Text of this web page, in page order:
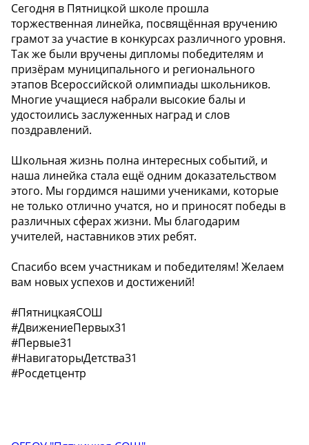
Сегодня в Пятницкой школе прошла
торжественная линейка, посвящённая вручению
грамот за участие в конкурсах различного уровня.
Так же были вручены дипломы победителям и
призёрам муниципального и регионального
этапов Всероссийской олимпиады школьников.
Многие учащиеся набрали высокие балы и
удостоились заслуженных наград и слов
поздравлений.
Школьная жизнь полна интересных событий, и
наша линейка стала ещё одним доказательством
этого. Мы гордимся нашими учениками, которые
не только отлично учатся, но и приносят победы в
различных сферах жизни. Мы благодарим
учителей, наставников этих ребят.
Спасибо всем участникам и победителям! Желаем
вам новых успехов и достижений!
#ПятницкаяСОШ
#ДвижениеПервых31
#Первые31
#НавигаторыДетства31
#Росдетцентр